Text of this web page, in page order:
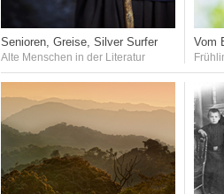
Senioren, Greise, Silver Surfer
Alte Menschen in der Literatur
Vom